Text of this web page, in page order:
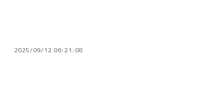
2025/09/12 06:21:08